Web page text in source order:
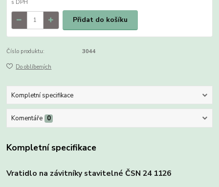
Přidat do košíku
Číslo produktu: 3044
Do oblíbených
Kompletní specifikace
Komentáře 0
Kompletní specifikace
Vratidlo na závitníky stavitelné ČSN 24 1126